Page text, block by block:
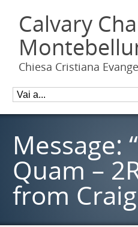
Calvary
Chiesa Cristiana
Message:
Quam –
from